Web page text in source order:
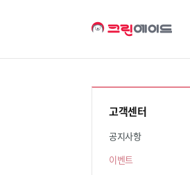
고객센터
공지사항
이벤트